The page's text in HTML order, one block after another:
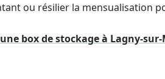
ou résilier la mensualisation
box de stockage à Lagny-